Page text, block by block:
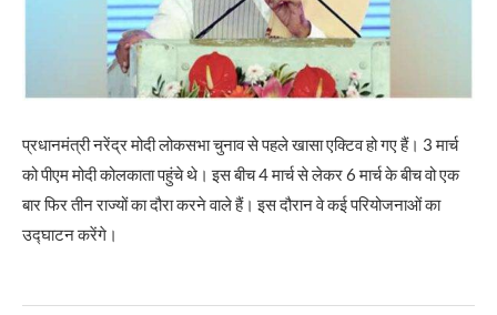
प्रधानमंत्री नरेंद्र मोदी लोकसभा चुनाव से पहले खासा एक्टिव हो गए हैं। 3 मार्च
को पीएम मोदी कोलकाता पहुंचे थे। इस बीच 4 मार्च से लेकर 6 मार्च के बीच वो एक
बार फिर तीन राज्यों का दौरा करने वाले हैं। इस दौरान वे कई परियोजनाओं का
उद्घाटन करेंगे।